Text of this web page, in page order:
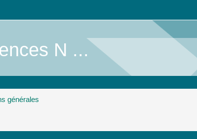
N ...
générales